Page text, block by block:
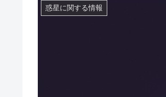
惑星に関する情報